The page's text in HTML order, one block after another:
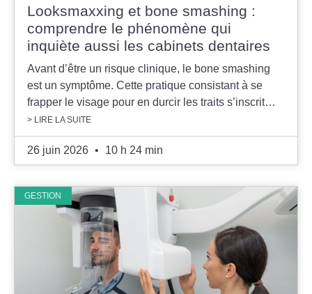
Looksmaxxing et bone smashing :
comprendre le phénomène qui
inquiète aussi les cabinets dentaires
Avant d’être un risque clinique, le bone smashing
est un symptôme. Cette pratique consistant à se
frapper le visage pour en durcir les traits s’inscrit…
> LIRE LA SUITE
26 juin 2026 10 h 24 min
GESTION